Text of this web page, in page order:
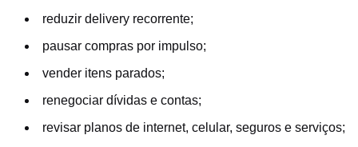
reduzir delivery recorrente;
pausar compras por impulso;
vender itens parados;
renegociar dívidas e contas;
revisar planos de internet, celular, seguros e serviços;